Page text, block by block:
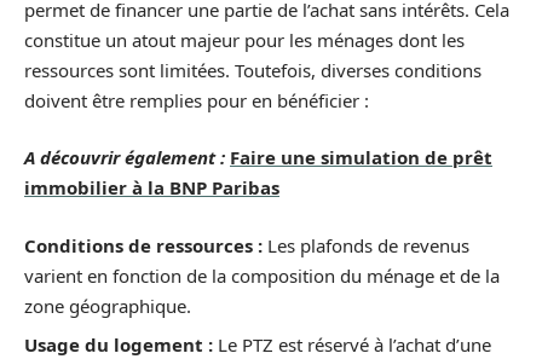
permet de financer une partie de l’achat sans intérêts. Cela
constitue un atout majeur pour les ménages dont les
ressources sont limitées. Toutefois, diverses conditions
doivent être remplies pour en bénéficier :
A découvrir également : Faire une simulation de prêt
immobilier à la BNP Paribas
Conditions de ressources : Les plafonds de revenus
varient en fonction de la composition du ménage et de la
zone géographique.
Usage du logement : Le PTZ est réservé à l’achat d’une